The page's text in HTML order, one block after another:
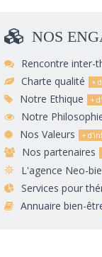
NOS
Rencontre inter-
Charte qualité
Notre Ethique
Notre
Nos Valeurs
Nos partenaires
L'agence Neo-
Services pour
Annuaire bien-